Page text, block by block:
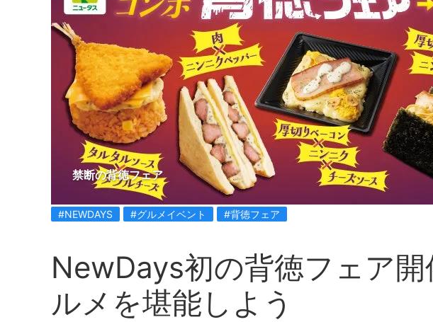
禁断の背徳フェア
#NEWDAYS #グルメイベント #背徳フェア
NewDays初の背徳フェア
ルメを堪能しよう